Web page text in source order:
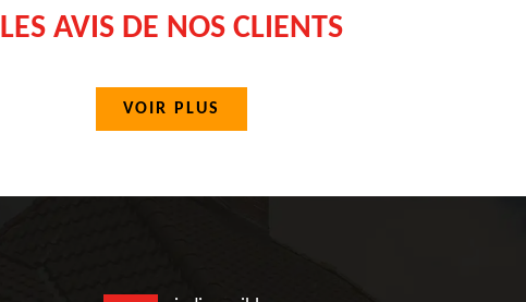
LES AVIS DE NOS CLIENTS
VOIR PLUS